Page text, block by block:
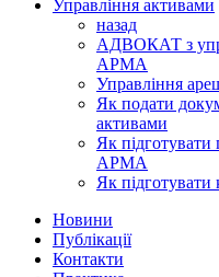
Управління активами
назад
АДВОКАТ з
АРМА
Управління
Як подати
активами
Як підготувати
АРМА
Як підготувати
Новини
Публікації
Контакти